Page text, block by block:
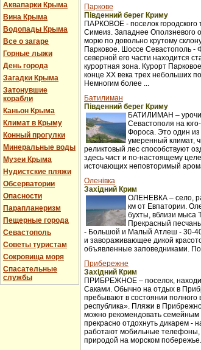
Аквапарки Крыма
Вина Крыма
Водопады Крыма
Все о загаре
Горные лыжи
День города
Загадки Крыма
Затонувшие
корабли
Каньон Крыма
Климат в Крыму
Конный прогулки
Минеральные воды
Музеи Крыма
Нудистские пляжи
Обсерватории
Опасности
Парапланеризм
Пещерные города
Севастополь
Советы туристам
Сокровища моря
Спасательные
службы
Паркове
Південний берег Криму
ПАРКОВОЕ - поселок городского
Симеиз. Западнее Оползневого
морю по довольно крутому
Парковое. Шоссе Севастополь -
северной его части находится
курортная зона. Курорт
конце XX века трех небольших
Немногим более ...
Батилиман
Південний берег Криму
БАТИЛИМАН –
Севастополя на
Фороса. Это один
умеренный климат,
реликтовый лес способствуют
здесь чист и по-настоящему
источающих неповторимый
Оленівка
Західний Крим
ОЛЕНЕВКА – село,
км от Евпатории.
бухты, вблизи мыса
Прекрасный
- Большой и Малый Атлеш - 30-
и завораживающее дикой
объявленные заповедниками.
Прибережне
Західний Крим
ПРИБРЕЖНОЕ – поселок,
Саками. Обычно на отдых в
пребывают в состоянии полного
республика». Пляжи в
можно рекомендовать
прекрасно отдохнуть дикарем -
работают мобильные телефоны,
природой на морском